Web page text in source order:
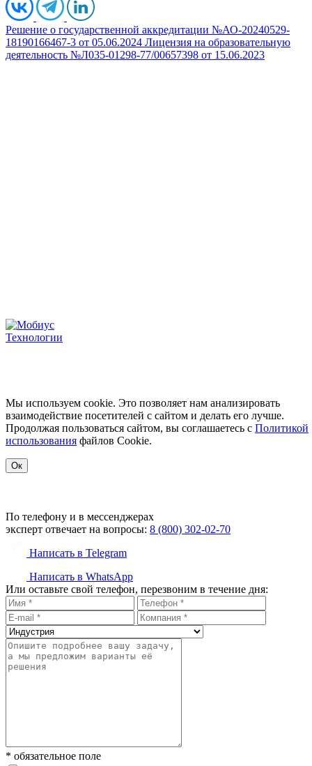
Решение о государственной аккредитации №АО-20240529-
18190166467-3 от 05.06.2024 Лицензия на образовательную
деятельность №Л035-01298-77/00657398 от 15.06.2023
Мы используем cookie. Это позволяет нам анализировать
взаимодействие посетителей с сайтом и делать его лучше.
Продолжая пользоваться сайтом, вы соглашаетесь с Политикой
использования файлов Сookie.
Ок
По телефону и в мессенджерах
эксперт отвечает на вопросы: 8 (800) 302-02-70
Написать в Telegram
Написать в WhatsApp
Или оставьте свой телефон, перезвоним в течение дня:
* обязательное поле